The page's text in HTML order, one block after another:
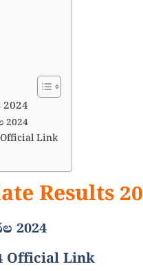
2024
2024
Official Link
Results
2024
Official Link